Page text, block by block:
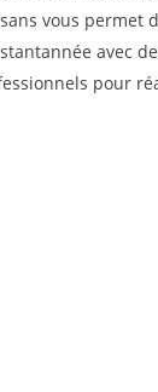
vous permet
avec
pour